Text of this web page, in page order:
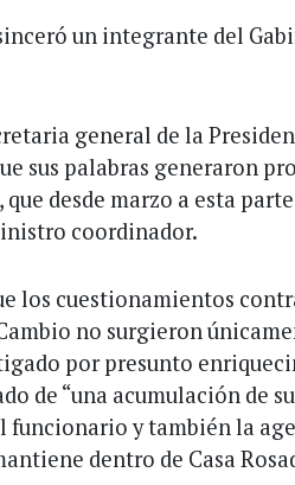
un integrante del
general de la
sus palabras generaron
desde marzo a esta
coordinador.
los cuestionamientos
no surgieron
por presunto
de “una acumulación de
y también la
dentro de Casa